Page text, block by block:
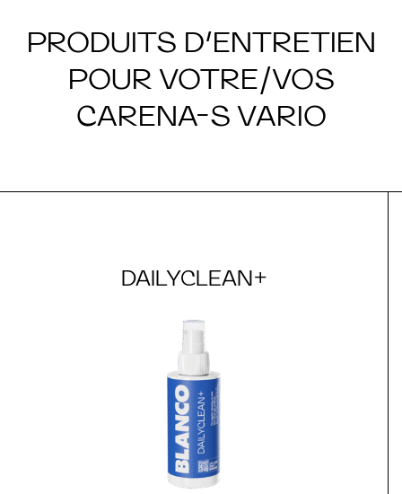
PRODUITS D’ENTRETIEN
POUR VOTRE/VOS
CARENA-S VARIO
DAILYCLEAN+